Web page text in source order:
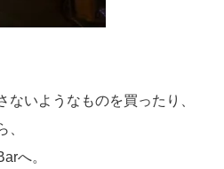
いようなものを買ったり、
、
へ。